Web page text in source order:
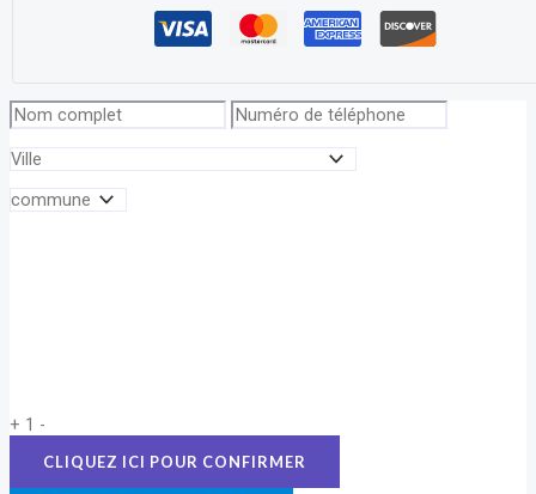
+ 1 -